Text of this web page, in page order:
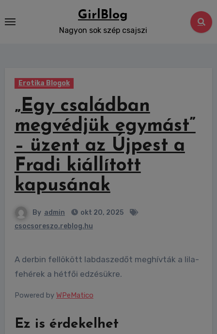
to
GirlBlog
Nagyon sok szép csajszi
Erotika Blogok
„Egy családban
megvédjük egymást”
– üzent az Újpest a
Fradi kiállított
kapusának
By admin
okt 20, 2025
csocsoreszo.reblog.hu
A derbin fellökött labdaszedőt meghívták a lila-
fehérek a hétfői edzésükre.
Powered by WPeMatico
Ez is érdekelhet